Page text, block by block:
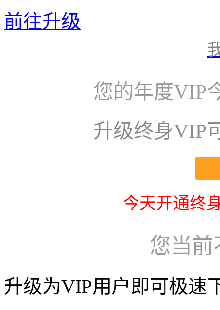
前往升级
您的年度VIP
升级终身VIP
今天开通终
您当前
升级为VIP用户即可极速